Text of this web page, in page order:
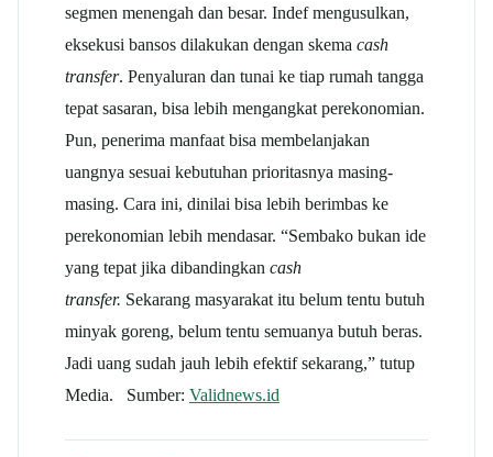
segmen menengah dan besar. Indef mengusulkan,
eksekusi bansos dilakukan dengan skema cash
transfer. Penyaluran dan tunai ke tiap rumah tangga
tepat sasaran, bisa lebih mengangkat perekonomian.
Pun, penerima manfaat bisa membelanjakan
uangnya sesuai kebutuhan prioritasnya masing-
masing. Cara ini, dinilai bisa lebih berimbas ke
perekonomian lebih mendasar. “Sembako bukan ide
yang tepat jika dibandingkan cash
transfer. Sekarang masyarakat itu belum tentu butuh
minyak goreng, belum tentu semuanya butuh beras.
Jadi uang sudah jauh lebih efektif sekarang,” tutup
Media. Sumber: Validnews.id